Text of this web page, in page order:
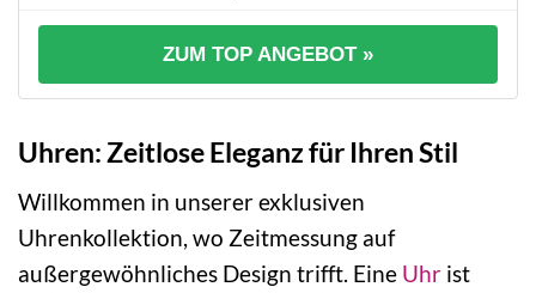
ZUM TOP ANGEBOT »
Uhren: Zeitlose Eleganz für Ihren Stil
Willkommen in unserer exklusiven
Uhrenkollektion, wo Zeitmessung auf
außergewöhnliches Design trifft. Eine Uhr ist